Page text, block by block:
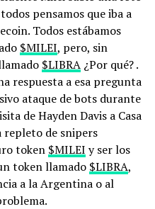
pensamos que iba a
Todos estábamos
$MILEI, pero, sin
$LIBRA¿Por qué? .
respuesta a esa pregunta
ataque de bots durante
de Hayden Davis a Casa
repleto de snipers
token $MILEI y ser los
token llamado $LIBRA,
a la Argentina o al